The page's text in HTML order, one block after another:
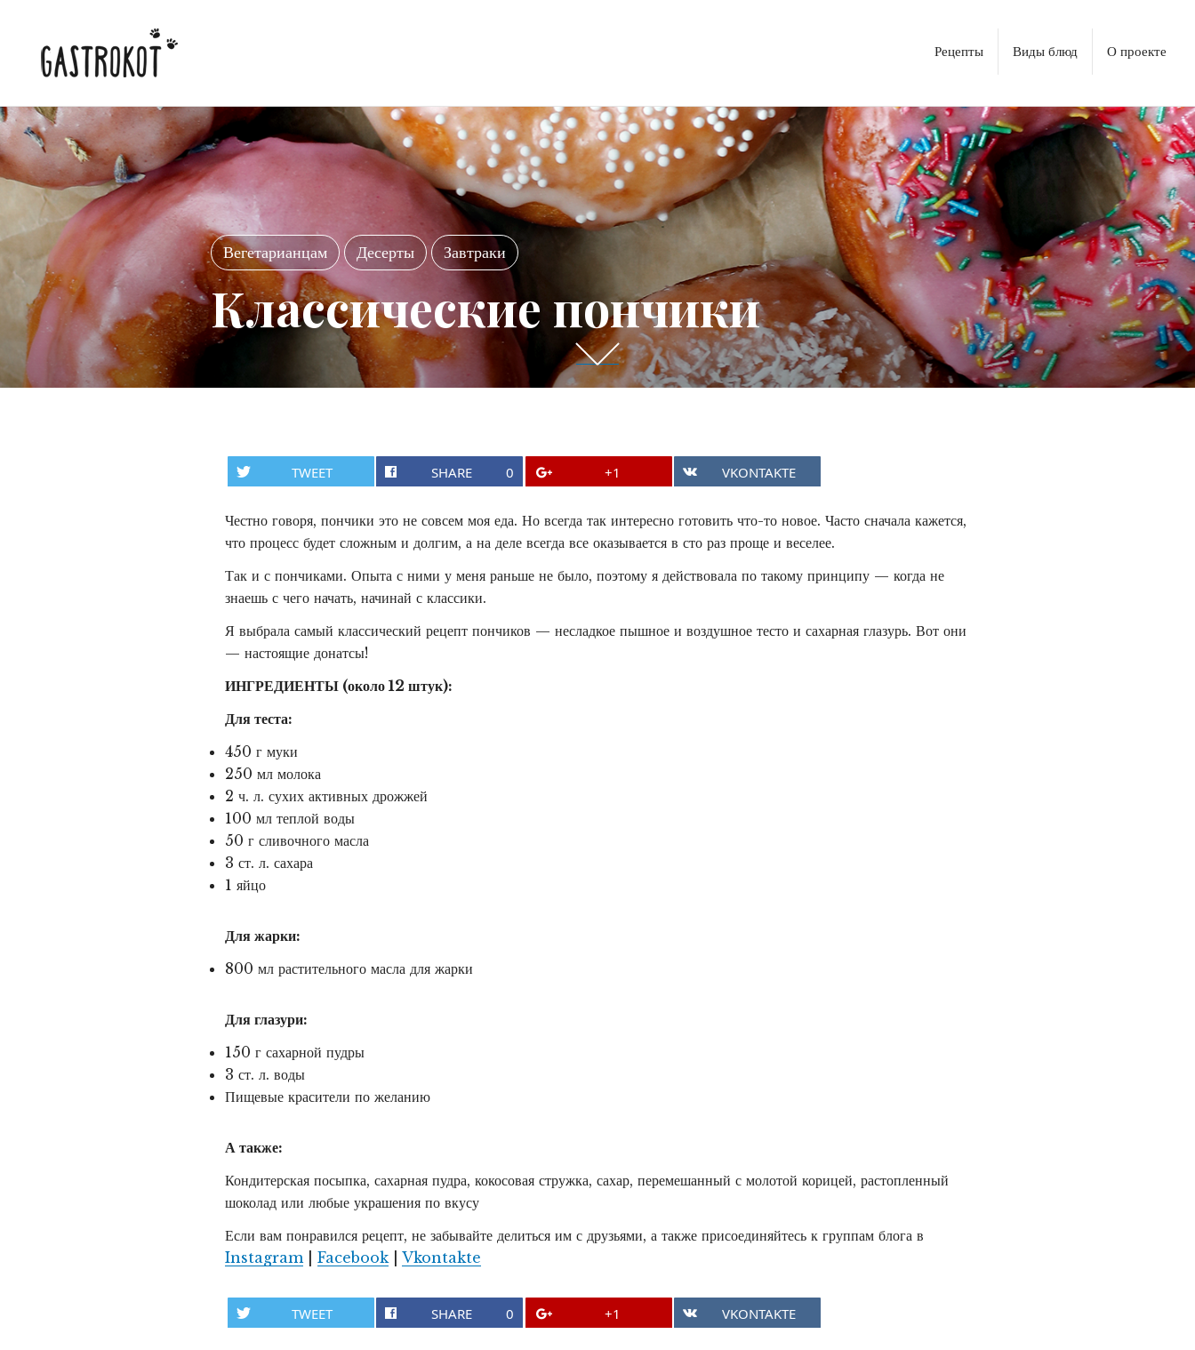
Рецепты Виды блюд О проекте
Вегетарианцам Десерты Завтраки
Классические пончики
П
р
т
т
,
к
н
е
н
TWEET SHARE 0 +1 VKONTAKTE
Честно говоря, пончики это не совсем моя еда. Но всегда так интересно готовить что-то новое. Часто сначала кажется,
что процесс будет сложным и долгим, а на деле всегда все оказывается в сто раз проще и веселее.
Так и с пончиками. Опыта с ними у меня раньше не было, поэтому я действовала по такому принципу — когда не
знаешь с чего начать, начинай с классики.
Я выбрала самый классический рецепт пончиков — несладкое пышное и воздушное тесто и сахарная глазурь. Вот они
— настоящие донатсы!
ИНГРЕДИЕНТЫ (около 12 штук):
Для теста:
450 г муки
250 мл молока
2 ч. л. сухих активных дрожжей
100 мл теплой воды
50 г сливочного масла
3 ст. л. сахара
1 яйцо
Для жарки:
800 мл растительного масла для жарки
Для глазури:
150 г сахарной пудры
3 ст. л. воды
Пищевые красители по желанию
А также:
Кондитерская посыпка, сахарная пудра, кокосовая стружка, сахар, перемешанный с молотой корицей, растопленный
шоколад или любые украшения по вкусу
Если вам понравился рецепт, не забывайте делиться им с друзьями, а также присоединяйтесь к группам блога в
Instagram |Facebook |Vkontakte
TWEET SHARE 0 +1 VKONTAKTE